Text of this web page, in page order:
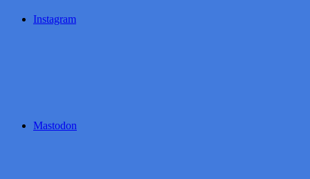
Instagram
Mastodon